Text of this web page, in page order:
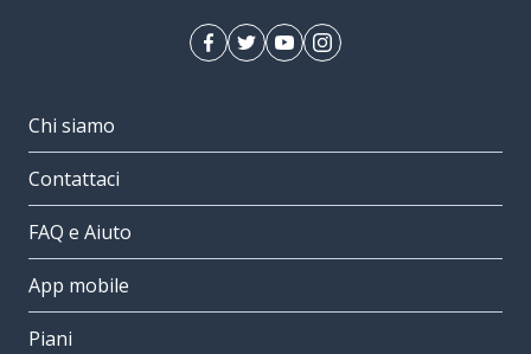
Chi siamo
Contattaci
FAQ e Aiuto
App mobile
Piani